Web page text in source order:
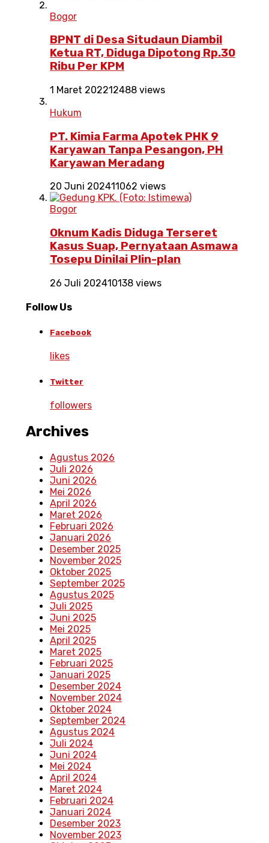
Bogor
BPNT di Desa Situdaun Diambil
Ketua RT, Diduga Dipotong Rp.30
Ribu Per KPM
1 Maret 202212488 views
Hukum
PT. Kimia Farma Apotek PHK 9
Karyawan Tanpa Pesangon, PH
Karyawan Meradang
20 Juni 202411062 views
Bogor
Oknum Kadis Diduga Terseret
Kasus Suap, Pernyataan Asmawa
Tosepu Dinilai Plin-plan
26 Juli 202410138 views
Follow Us
Facebook
likes
Twitter
followers
Archives
Agustus 2026
Juli 2026
Juni 2026
Mei 2026
April 2026
Maret 2026
Februari 2026
Januari 2026
Desember 2025
November 2025
Oktober 2025
September 2025
Agustus 2025
Juli 2025
Juni 2025
Mei 2025
April 2025
Maret 2025
Februari 2025
Januari 2025
Desember 2024
November 2024
Oktober 2024
September 2024
Agustus 2024
Juli 2024
Juni 2024
Mei 2024
April 2024
Maret 2024
Februari 2024
Januari 2024
Desember 2023
November 2023